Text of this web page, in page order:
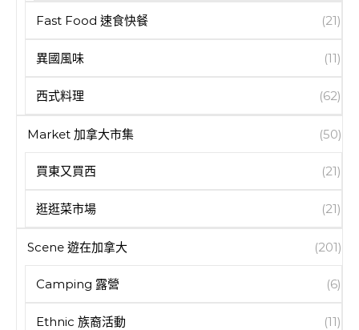
Fast Food 速食快餐 (21)
異國風味 (11)
西式料理 (62)
Market 加拿大市集 (50)
買東又買西 (21)
逛逛菜市場 (21)
Scene 遊在加拿大 (201)
Camping 露營 (6)
Ethnic 族裔活動 (11)